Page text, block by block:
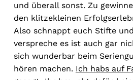
und überall sonst. Zu
den klitzekleinen
Also schnappt euch Stifte
verspreche es ist auch gar
sich wunderbar beim
hören machen. Ich habs auf